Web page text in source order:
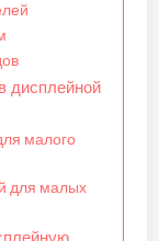
дисплейной
малого
для малых